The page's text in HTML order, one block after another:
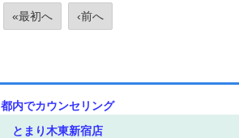
«最初へ ‹前へ
都内でカウンセリング
とまり木東新宿店